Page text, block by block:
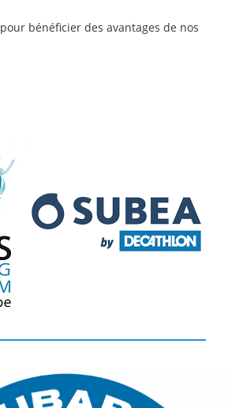
pour bénéficier des avantages de nos